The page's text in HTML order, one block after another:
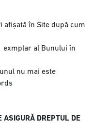
afișată în Site după cum
exmplar al Bunului în
nu mai este
ASIGURĂ DREPTUL DE